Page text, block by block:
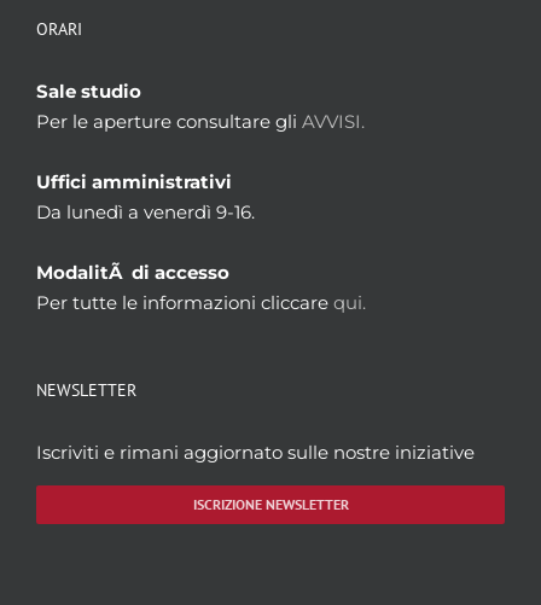
ORARI
Sale studio
Per le aperture consultare gli AVVISI.
Uffici amministrativi
Da lunedì a venerdì 9-16.
ModalitÃ di accesso
Per tutte le informazioni cliccare qui.
NEWSLETTER
Iscriviti e rimani aggiornato sulle nostre iniziative
ISCRIZIONE NEWSLETTER